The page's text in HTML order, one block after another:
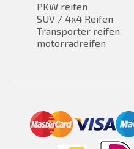
PKW reifen
SUV / 4x4 Reifen
Transporter reifen
motorradreifen